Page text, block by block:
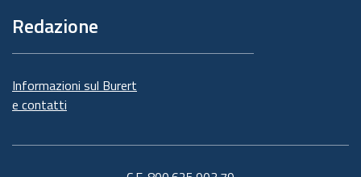
Redazione
Informazioni sul Burert
e contatti